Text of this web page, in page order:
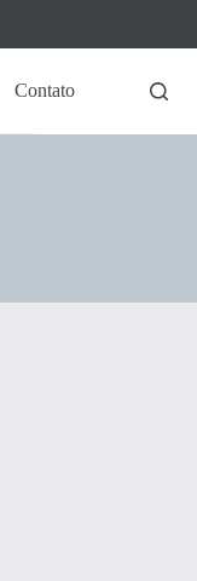
Contato